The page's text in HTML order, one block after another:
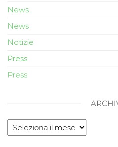
News
News
Notizie
Press
Press